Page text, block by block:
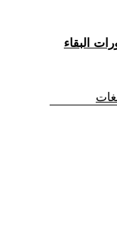
البقاء